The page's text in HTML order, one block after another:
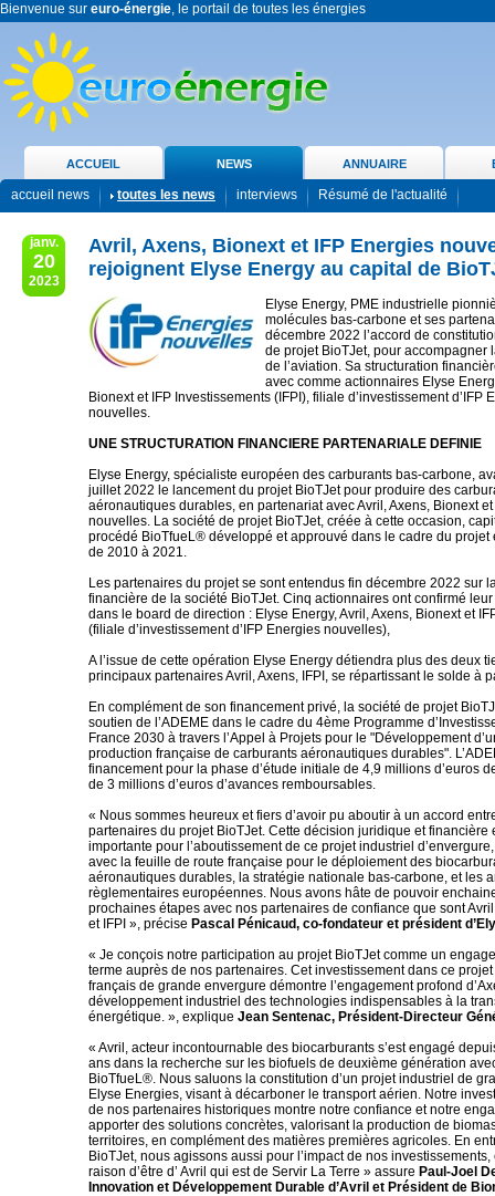
Bienvenue sur euro-énergie, le portail de toutes les énergies
ACCUEIL NEWS ANNUAIRE
accueil news toutes les news interviews Résumé de l'actualité
janv.
20
2023
Avril, Axens, Bionext et IFP Energies
rejoignent Elyse Energy au capital de
Elyse Energy, PME industrielle
molécules bas-carbone et ses
décembre 2022 l’accord de
de projet BioTJet, pour accompagner
de l’aviation. Sa structuration
avec comme actionnaires Elyse
Bionext et IFP Investissements (IFPI), filiale d’investissement d’IFP
nouvelles.
UNE STRUCTURATION FINANCIERE PARTENARIALE DEFINIE
Elyse Energy, spécialiste européen des carburants bas-carbone,
juillet 2022 le lancement du projet BioTJet pour produire des
aéronautiques durables, en partenariat avec Avril, Axens, Bionext
nouvelles. La société de projet BioTJet, créée à cette occasion,
procédé BioTfueL® développé et approuvé dans le cadre du projet
de 2010 à 2021.
Les partenaires du projet se sont entendus fin décembre 2022 sur
financière de la société BioTJet. Cinq actionnaires ont confirmé
dans le board de direction : Elyse Energy, Avril, Axens, Bionext et
(filiale d’investissement d’IFP Energies nouvelles),
A l’issue de cette opération Elyse Energy détiendra plus des deux
principaux partenaires Avril, Axens, IFPI, se répartissant le solde à
En complément de son financement privé, la société de projet
soutien de l’ADEME dans le cadre du 4ème Programme
France 2030 à travers l’Appel à Projets pour le "Développement
production française de carburants aéronautiques durables".
financement pour la phase d’étude initiale de 4,9 millions d’euros
de 3 millions d’euros d’avances remboursables.
« Nous sommes heureux et fiers d’avoir pu aboutir à un accord
partenaires du projet BioTJet. Cette décision juridique et financière
importante pour l’aboutissement de ce projet industriel
avec la feuille de route française pour le déploiement des
aéronautiques durables, la stratégie nationale bas-carbone, et les
règlementaires européennes. Nous avons hâte de pouvoir
prochaines étapes avec nos partenaires de confiance que sont
et IFPI », précise Pascal Pénicaud, co-fondateur et président
« Je conçois notre participation au projet BioTJet comme un
terme auprès de nos partenaires. Cet investissement dans ce
français de grande envergure démontre l’engagement profond
développement industriel des technologies indispensables à la
énergétique. », explique Jean Sentenac, Président-Directeur
« Avril, acteur incontournable des biocarburants s’est engagé
ans dans la recherche sur les biofuels de deuxième génération
BioTfueL®. Nous saluons la constitution d’un projet industriel de
Elyse Energies, visant à décarboner le transport aérien. Notre
de nos partenaires historiques montre notre confiance et notre
apporter des solutions concrètes, valorisant la production de
territoires, en complément des matières premières agricoles. En
BioTJet, nous agissons aussi pour l’impact de nos
raison d’être d’ Avril qui est de Servir La Terre » assure Paul-Joel
Innovation et Développement Durable d’Avril et Président de